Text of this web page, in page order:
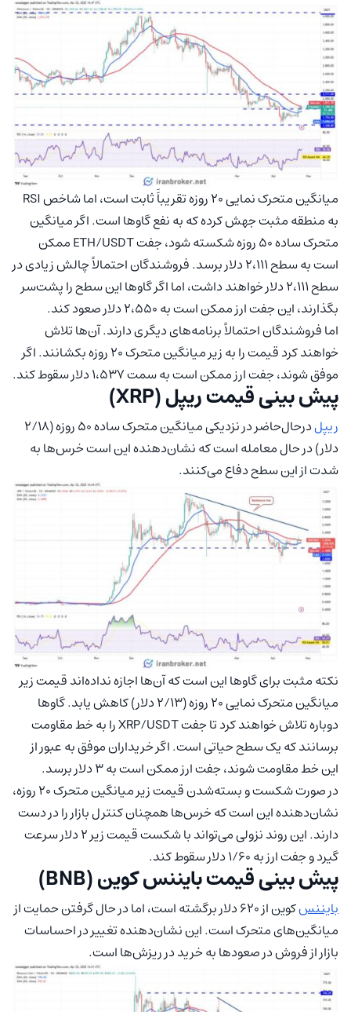
میانگین متحرک نمایی ۲۰ روزه تقریباََ ثابت است، اما شاخص RSI
به منطقه مثبت جهش کرده که به نفع گاوها است. اگر میانگین
متحرک ساده ۵۰ روزه شکسته شود، جفت ETH/USDT ممکن
است به سطح ۲،۱۱۱ دلار برسد. فروشندگان احتمالاً چالش زیادی در
سطح ۲،۱۱۱ دلار خواهند داشت، اما اگر گاوها این سطح را پشت‌سر
بگذارند، این جفت ارز ممکن است به ۲،۵۵۰ دلار صعود کند.
اما فروشندگان احتمالاً برنامه‌های دیگری دارند. آن‌ها تلاش
خواهند کرد قیمت را به زیر میانگین متحرک ۲۰ روزه بکشانند. اگر
موفق شوند، جفت ارز ممکن است به سمت ۱،۵۳۷ دلار سقوط کند.
پیش‌ بینی قیمت ریپل (XRP)
ریپل
درحال‌حاضر در نزدیکی میانگین متحرک ساده ۵۰ روزه (۲/۱۸
دلار) در حال معامله است که نشان‌دهنده این است خرس‌ها به
شدت از این سطح دفاع می‌کنند.
نکته مثبت برای گاوها این است که آن‌ها اجازه نداده‌اند قیمت زیر
میانگین متحرک نمایی ۲۰ روزه (۲/۱۳ دلار) کاهش یابد. گاوها
دوباره تلاش خواهند کرد تا جفت XRP/USDT را به خط مقاومت
برسانند که یک سطح حیاتی است. اگر خریداران موفق به عبور از
این خط مقاومت شوند، جفت ارز ممکن است به ۳ دلار برسد.
در صورت شکست و بسته‌شدن قیمت زیر میانگین متحرک ۲۰ روزه،
نشان‌دهنده این است که خرس‌ها همچنان کنترل بازار را در دست
دارند. این روند نزولی می‌تواند با شکست قیمت زیر ۲ دلار سرعت
گیرد و جفت ارز به ۱/۶۰ دلار سقوط کند.
پیش‌ بینی قیمت بایننس کوین (BNB)
بایننس
کوین از ۶۲۰ دلار برگشته است، اما در حال گرفتن حمایت از
میانگین‌های متحرک است. این نشان‌دهنده تغییر در احساسات
بازار از فروش در صعودها به خرید در ریزش‌ها است.